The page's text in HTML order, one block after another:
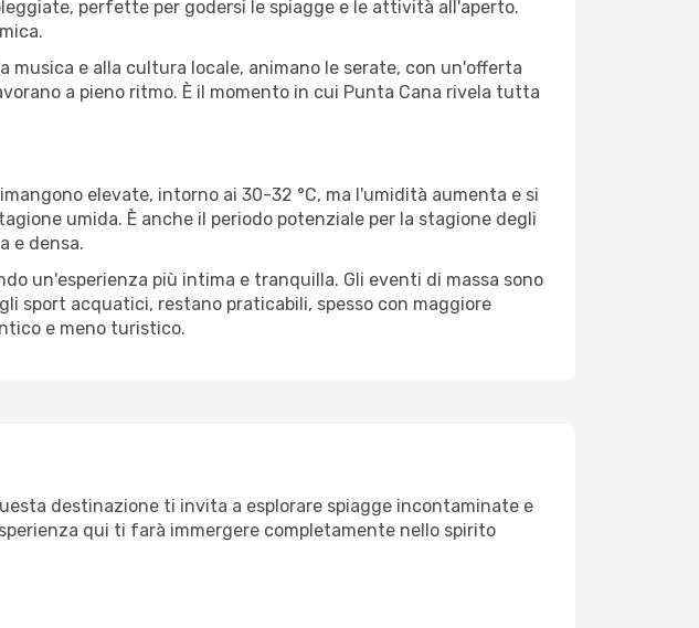
perfette per godersi le spiagge e le attività all'aperto.
e alla cultura locale, animano le serate, con un'offerta
a pieno ritmo. È il momento in cui Punta Cana rivela tutta
elevate, intorno ai 30-32 °C, ma l'umidità aumenta e si
umida. È anche il periodo potenziale per la stagione degli
e densa.
un'esperienza più intima e tranquilla. Gli eventi di massa sono
sport acquatici, restano praticabili, spesso con maggiore
e meno turistico.
destinazione ti invita a esplorare spiagge incontaminate e
qui ti farà immergere completamente nello spirito